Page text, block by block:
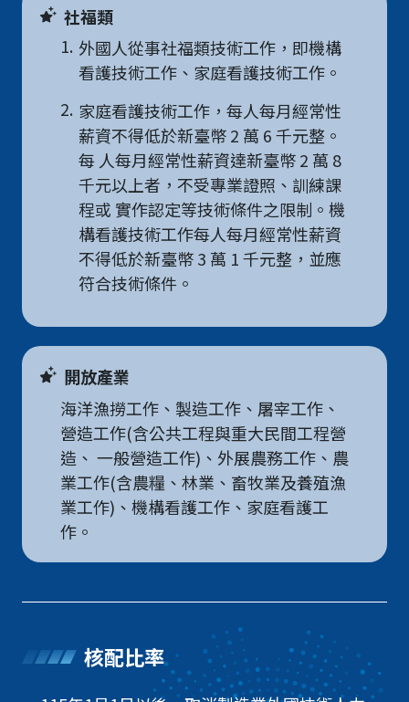
社福類
1. 外國人從事社福類技術工作，即機構
看護技術工作、家庭看護技術工作。
2. 家庭看護技術工作，每人每月經常性
薪資不得低於新臺幣 2 萬 6 千元整。
每 人每月經常性薪資達新臺幣 2 萬 8
千元以上者，不受專業證照、訓練課
程或 實作認定等技術條件之限制。機
構看護技術工作每人每月經常性薪資
不得低於新臺幣 3 萬 1 千元整，並應
符合技術條件。
開放產業
海洋漁撈工作、製造工作、屠宰工作、
營造工作(含公共工程與重大民間工程營
造、 一般營造工作)、外展農務工作、農
業工作(含農糧、林業、畜牧業及養殖漁
業工作)、機構看護工作、家庭看護工
作。
核配比率